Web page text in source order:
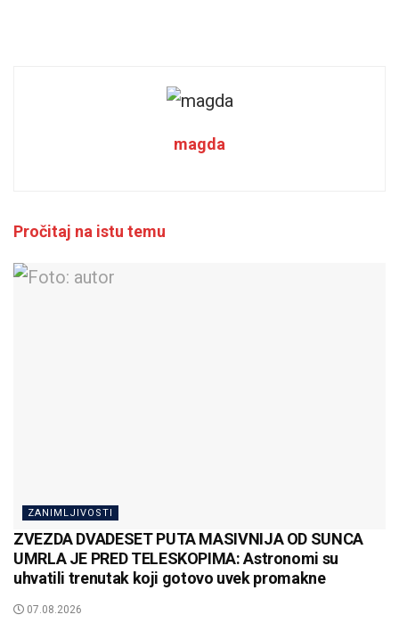
magda
Pročitaj na istu temu
ZANIMLJIVOSTI
ZVEZDA DVADESET PUTA MASIVNIJA OD SUNCA
UMRLA JE PRED TELESKOPIMA: Astronomi su
uhvatili trenutak koji gotovo uvek promakne
07.08.2026